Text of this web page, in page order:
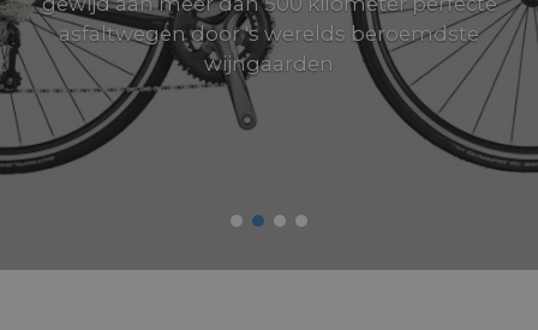
asfaltwegen door 's werelds beroemdste
wijngaarden